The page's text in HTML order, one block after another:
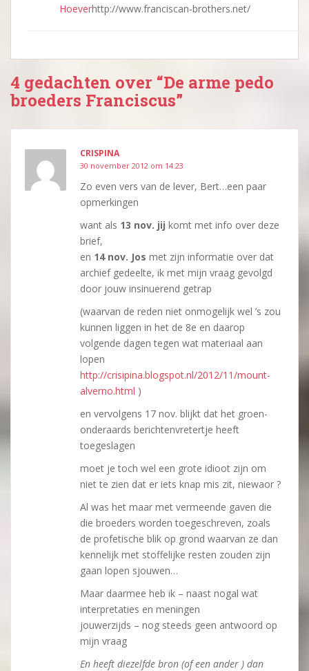
Hoeverhttp://www.franciscan-brothers.net/
4 gedachten over “De arme pedo
broeders Franciscus”
CRISPINA
30 november 2012 om 14:23
Zo even vers van de lever, Bert…een paar
opmerkingen
want als 13 nov. jij komt met info over deze
brief,
en 14 nov. Jos met zijn informatie over dat
archief gedeelte, ik met mijn vraag gevolgd
door jouw insinuerend getrap
(waarvan de reden niet onmogelijk wel ’s zou
kunnen liggen in het de 8e en daarop
volgende dagen tegen wat materiaal aan
lopen
http://crisipina.blogspot.nl/2012/11/mount-
alverno.html )
en vervolgens 17 nov. blijkt dat het groen-
onderaards berichtenvretertje heeft
toegeslagen
moet je toch wel een grote idioot zijn om
niet te zien dat er iets knap mis zit, niewaor ?
Al was het maar met vermeende gaven die
die broeders worden toegeschreven, zoals
de profetische blik op grond waarvan ze dan
kennelijk met stoffelijke resten zouden zijn
gaan lopen sjouwen…
Maar daarmee heb ik – naast nogal wat
interpretaties en meningen
jouwerzijds – nog steeds geen antwoord op
mijn vraag
En heeft diezelfde bron (of een ander ) dan